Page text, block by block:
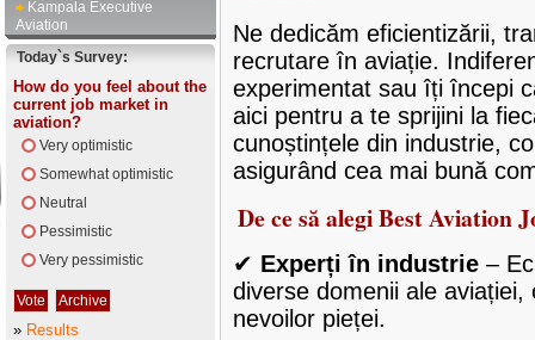
Kampala Executive
Aviation
Today`s Survey:
How do you feel about the
current job market in
aviation?
Very optimistic
Somewhat optimistic
Neutral
Pessimistic
Very pessimistic
» Results
Ne dedicăm eficientizării,
recrutare în aviație.
experimentat sau îți începi
aici pentru a te sprijini la
cunoștințele din industrie,
asigurând cea mai bună
De ce să alegi Best Aviation
✔ Experți în industrie–
diverse domenii ale
nevoilor pieței.